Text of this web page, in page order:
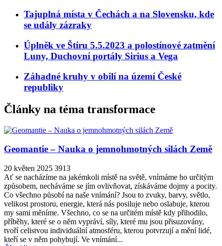
Tajuplná místa v Čechách a na Slovensku, kde
se udály zázraky
Úplněk ve Štíru 5.5.2023 a polostínové zatmění
Luny, Duchovní portály Sirius a Vega
Záhadné kruhy v obilí na území České
republiky
Články na téma transformace
Geomantie – Nauka o jemnohmotných silách Země
20 květen 2025 3913
Ať se nacházíme na jakémkoli místě na světě, vnímáme ho určitým
způsobem, necháváme se jím ovlivňovat, získáváme dojmy a pocity.
Co všechno působí na naše vnímání? Jsou to zvuky, barvy, světlo,
velikost prostoru, energie, která nás posiluje nebo oslabuje, kterou
my sami měníme. Všechno, co se na určitém místě kdy přihodilo,
příběhy, které se o něm vypráví, síly, které mu jsou přisuzovány,
tvoří celistvou individuální atmosféru, kterou potvrzují a mění lidé,
kteří se v něm pohybují. Ve vnímání...